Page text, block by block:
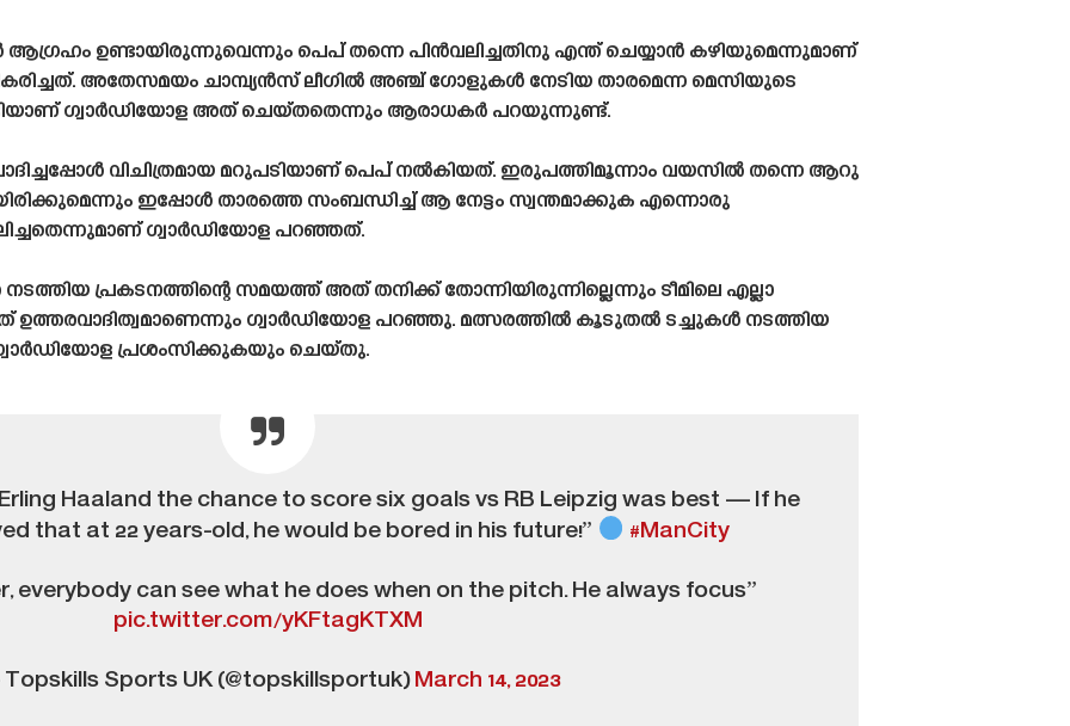
ആഗ്രഹം ഉണ്ടായിരുന്നുവെന്നും പെപ് തന്നെ പിൻവലിച്ചതിനു എന്ത് ചെയ്യാൻ കഴിയുമെന്നുമാണ്
അതേസമയം ചാമ്പ്യൻസ് ലീഗിൽ അഞ്ച് ഗോളുകൾ നേടിയ താരമെന്ന മെസിയുടെ
ഗ്വാർഡിയോള അത് ചെയ്‌തതെന്നും ആരാധകർ പറയുന്നുണ്ട്.
വിചിത്രമായ മറുപടിയാണ് പെപ് നൽകിയത്. ഇരുപത്തിമൂന്നാം വയസിൽ തന്നെ ആറു
ഇപ്പോൾ താരത്തെ സംബന്ധിച്ച് ആ നേട്ടം സ്വന്തമാക്കുക എന്നൊരു
ഗ്വാർഡിയോള പറഞ്ഞത്.
പ്രകടനത്തിന്റെ സമയത്ത് അത് തനിക്ക് തോന്നിയിരുന്നില്ലെന്നും ടീമിലെ എല്ലാ
ഗ്വാർഡിയോള പറഞ്ഞു. മത്സരത്തിൽ കൂടുതൽ ടച്ചുകൾ നടത്തിയ
പ്രശംസിക്കുകയും ചെയ്‌തു.
Haaland the chance to score six goals vs RB Leipzig was best — If he
that at 22 years-old, he would be bored in his future!”
#ManCity
everybody can see what he does when on the pitch. He always focus”
pic.twitter.com/yKFtagKTXM
Sports UK (@topskillsportuk)March 14, 2023